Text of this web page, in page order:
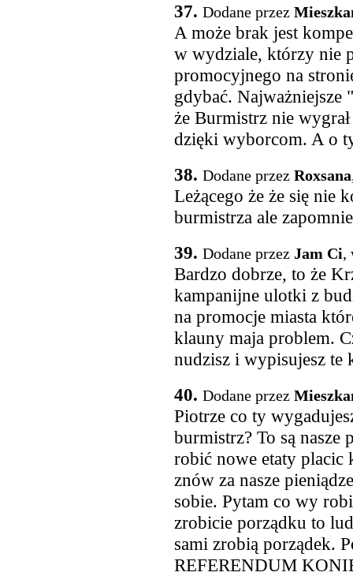
37. Dodane przez
A może brak jest
w wydziale, którzy nie
promocyjnego na
gdybać.
że Burmistrz nie
dzięki wyborcom. A o
38. Dodane przez Roxsana
Leżącego że że się nie
burmistrza ale
39. Dodane przez Jam Ci,
Bardzo dobrze, to że
kampanijne ulotki z
na promocje miasta
klauny maja problem.
nudzisz i wypisujesz te
40. Dodane przez
Piotrze co ty
burmistrz? To są nasze
robić nowe etaty placic
znów za nasze
sobie. Pytam co wy
zrobicie porządku to
sami zrobią porządek.
REFERENDUM